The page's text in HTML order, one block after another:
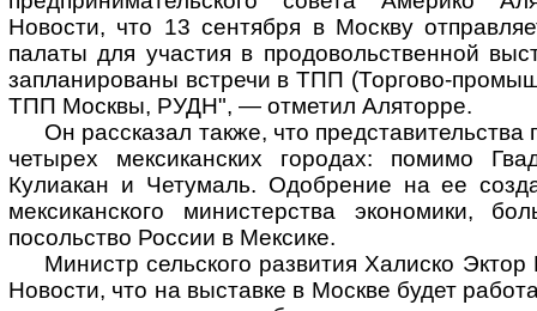
Новости, что 13 сентября в Москву
палаты для участия в продовольственной
запланированы встречи в ТПП (Торгово-
ТПП Москвы, РУДН", — отметил Аляторре.
Он рассказал также, что представительства
четырех мексиканских городах: помимо
Кулиакан и Четумаль. Одобрение на ее
мексиканского министерства экономики,
посольство России в Мексике.
Министр сельского развития Халиско
Новости, что на выставке в Москве будет